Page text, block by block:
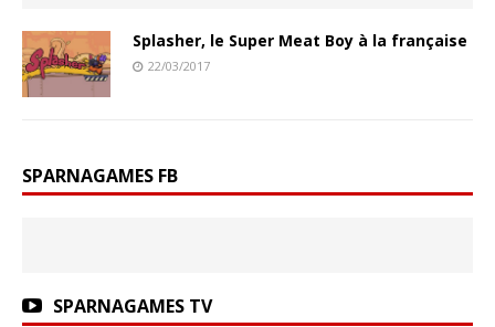
Splasher, le Super Meat Boy à la française
22/03/2017
SPARNAGAMES FB
SPARNAGAMES TV